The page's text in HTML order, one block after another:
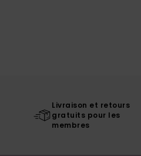
Livraison et retours
gratuits pour les
membres